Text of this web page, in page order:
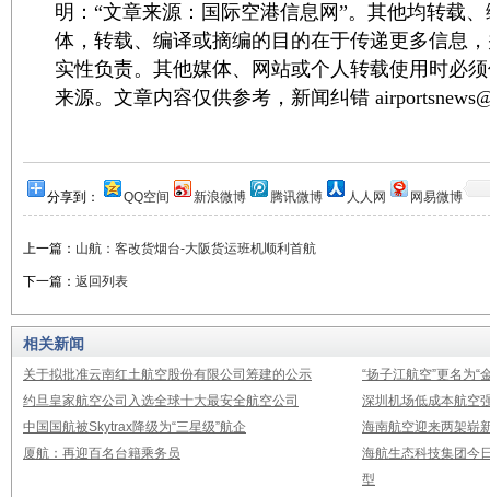
明：“文章来源：国际空港信息网”。其他均转载
体，转载、编译或摘编的目的在于传递更多信息
实性负责。其他媒体、网站或个人转载使用时必
来源。文章内容仅供参考，新闻纠错
分享到： QQ空间 新浪微博 腾讯微博 人人网 网易微博
上一篇： 山航：客改货烟台-大阪货运班机顺利首航
下一篇： 返回列表
相关新闻
关于拟批准云南红土航空股份有限公司筹建的公示
“扬子江航空”更名为“
约旦皇家航空公司入选全球十大最安全航空公司
深圳机场低成本航空
中国国航被Skytrax降级为“三星级”航企
海南航空迎来两架崭
厦航：再迎百名台籍乘务员
海航生态科技集团今
型